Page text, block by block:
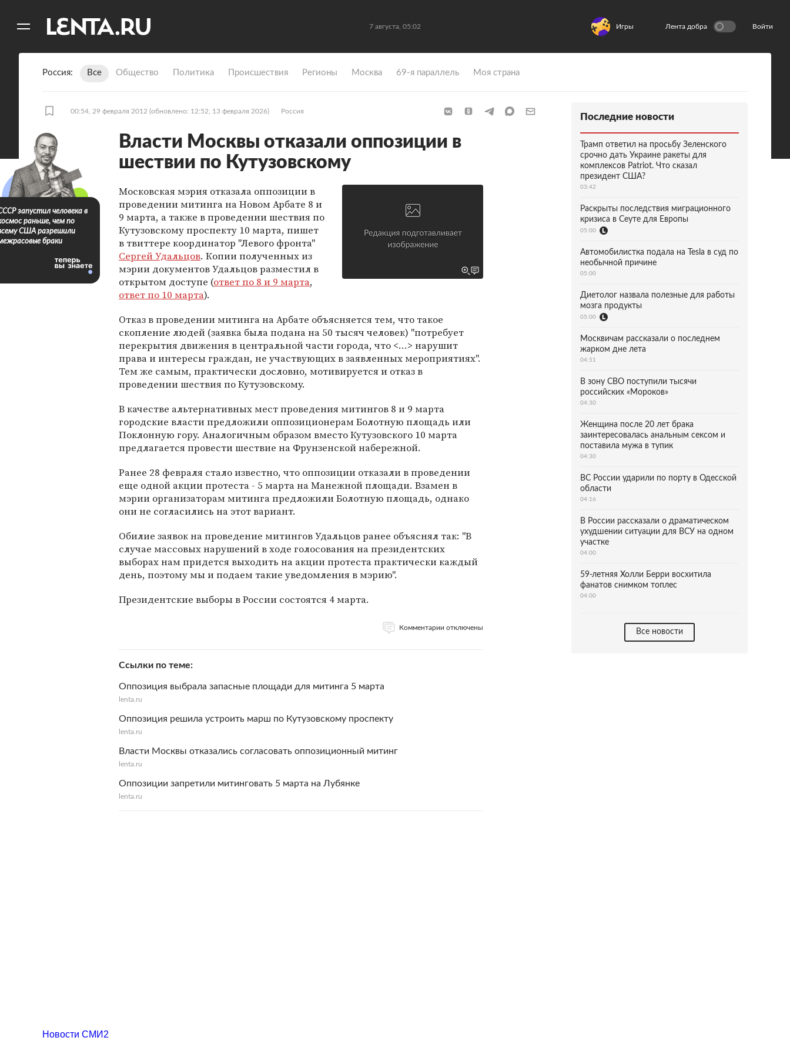
7 августа, 05:02 Игры Лента добра Войти
Россия Все Общество Политика Происшествия Регионы Москва 69-я параллель Моя страна
00:54, 29 февраля 2012 (обновлено: 12:52, 13 февраля 2026) Россия
Власти Москвы отказали оппозиции в
шествии по Кутузовскому
Московская мэрия отказала оппозиции в
проведении митинга на Новом Арбате 8 и
9 марта, а также в проведении шествия по
Кутузовскому проспекту 10 марта, пишет
в твиттере координатор "Левого фронта"
Сергей Удальцов. Копии полученных из
мэрии документов Удальцов разместил в
открытом доступе (ответ по 8 и 9 марта,
ответ по 10 марта).
Отказ в проведении митинга на Арбате объясняется тем, что такое
скопление людей (заявка была подана на 50 тысяч человек) "потребует
перекрытия движения в центральной части города, что <...> нарушит
права и интересы граждан, не участвующих в заявленных мероприятиях".
Тем же самым, практически дословно, мотивируется и отказ в
проведении шествия по Кутузовскому.
В качестве альтернативных мест проведения митингов 8 и 9 марта
городские власти предложили оппозиционерам Болотную площадь или
Поклонную гору. Аналогичным образом вместо Кутузовского 10 марта
предлагается провести шествие на Фрунзенской набережной.
Ранее 28 февраля стало известно, что оппозиции отказали в проведении
еще одной акции протеста - 5 марта на Манежной площади. Взамен в
мэрии организаторам митинга предложили Болотную площадь, однако
они не согласились на этот вариант.
Обилие заявок на проведение митингов Удальцов ранее объяснял так: "В
случае массовых нарушений в ходе голосования на президентских
выборах нам придется выходить на акции протеста практически каждый
день, поэтому мы и подаем такие уведомления в мэрию".
Президентские выборы в России состоятся 4 марта.
Комментарии отключены
Ссылки по теме
Оппозиция выбрала запасные площади для митинга 5 марта
lenta.ru
Оппозиция решила устроить марш по Кутузовскому проспекту
lenta.ru
Власти Москвы отказались согласовать оппозиционный митинг
lenta.ru
Оппозиции запретили митинговать 5 марта на Лубянке
lenta.ru
запустил человека в
раньше, чем по
США разрешили
браки
Последние новости
Трамп ответил на просьбу Зеленского
срочно дать Украине ракеты для
комплексов Patriot. Что сказал
президент США?
03:42
Раскрыты последствия миграционного
кризиса в Сеуте для Европы
05:00
Автомобилистка подала на Tesla в суд по
необычной причине
05:00
Диетолог назвала полезные для работы
мозга продукты
05:00
Москвичам рассказали о последнем
жарком дне лета
04:51
В зону СВО поступили тысячи
российских «Мороков»
04:30
Женщина после 20 лет брака
заинтересовалась анальным сексом и
поставила мужа в тупик
04:30
ВС России ударили по порту в Одесской
области
04:16
В России рассказали о драматическом
ухудшении ситуации для ВСУ на одном
участке
04:00
59-летняя Холли Берри восхитила
фанатов снимком топлес
04:00
Все новости
Новости СМИ2